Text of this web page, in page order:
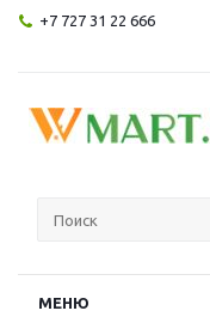
+7 727 31 22 666
МЕНЮ